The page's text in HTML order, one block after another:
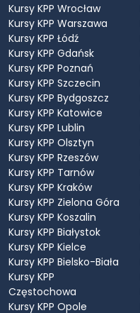
Kursy KPP Wrocław
Kursy KPP Warszawa
Kursy KPP Łódź
Kursy KPP Gdańsk
Kursy KPP Poznań
Kursy KPP Szczecin
Kursy KPP Bydgoszcz
Kursy KPP Katowice
Kursy KPP Lublin
Kursy KPP Olsztyn
Kursy KPP Rzeszów
Kursy KPP Tarnów
Kursy KPP Kraków
Kursy KPP Zielona Góra
Kursy KPP Koszalin
Kursy KPP Białystok
Kursy KPP Kielce
Kursy KPP Bielsko-Biała
Kursy KPP
Częstochowa
Kursy KPP Opole